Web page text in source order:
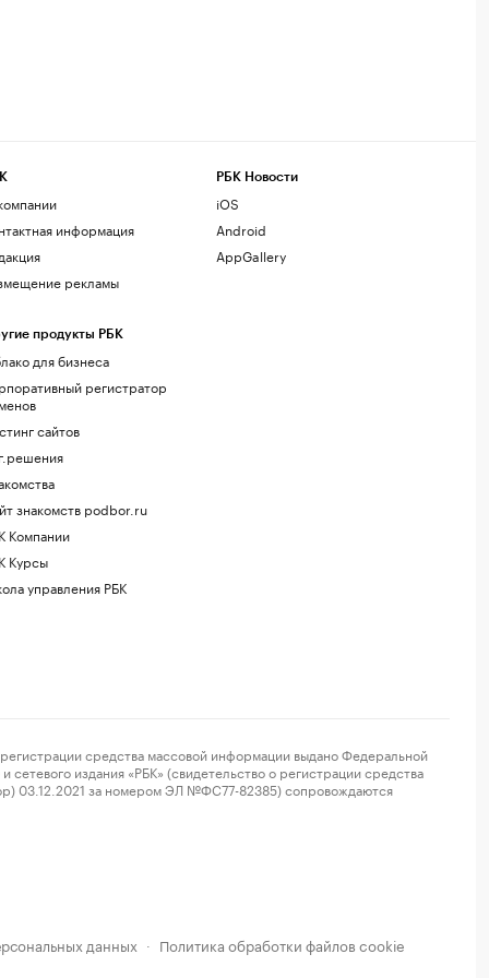
информация
рекламы
продукты РБК
для бизнеса
регистратор
сайтов
знакомств podbor.ru
Компании
Курсы
управления РБК
РБК Новости
iOS
Android
AppGallery
средства массовой информации выдано Федеральной
издания «РБК» (свидетельство о регистрации средства
03.12.2021 за номером ЭЛ №ФС77-82385) сопровождаются
данных · Политика обработки файлов cookie